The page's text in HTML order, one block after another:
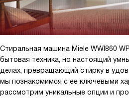
Стиральная машина Miele WWI860
бытовая техника, но настоящий
делах, превращающий стирку в
мы познакомимся с ее ключевыми
рассмотрим уникальные опции и